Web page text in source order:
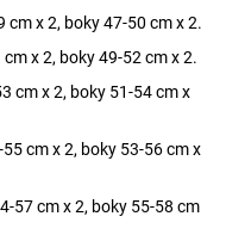
x 2, boky 47-50 cm x 2.
x 2, boky 49-52 cm x 2.
cm x 2, boky 51-54 cm x
cm x 2, boky 53-56 cm x
57 cm x 2, boky 55-58 cm